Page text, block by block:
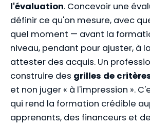
l'évaluation. Concevoir une
définir ce qu'on mesure, avec
quel moment — avant la
niveau, pendant pour ajuster, à
attester des acquis. Un
construire des grilles de
et non juger « à l'impression ».
qui rend la formation crédible
apprenants, des financeurs et